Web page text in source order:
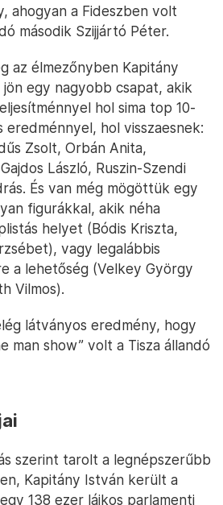
ahogyan a Fideszben volt
második Szijjártó Péter.
az élmezőnyben Kapitány
egy nagyobb csapat, akik
hol sima top 10-
eredménnyel, hol visszaesnek:
Zsolt, Orbán Anita,
László, Ruszin-Szendi
És van még mögöttük egy
figurákkal, akik néha
helyet (Bódis Kriszta,
vagy legalábbis
a lehetőség (Velkey György
Vilmos).
látványos eredmény, hogy
man show” volt a Tisza állandó
szerint tarolt a legnépszerűbb
Kapitány István került a
138 ezer lájkos parlamenti